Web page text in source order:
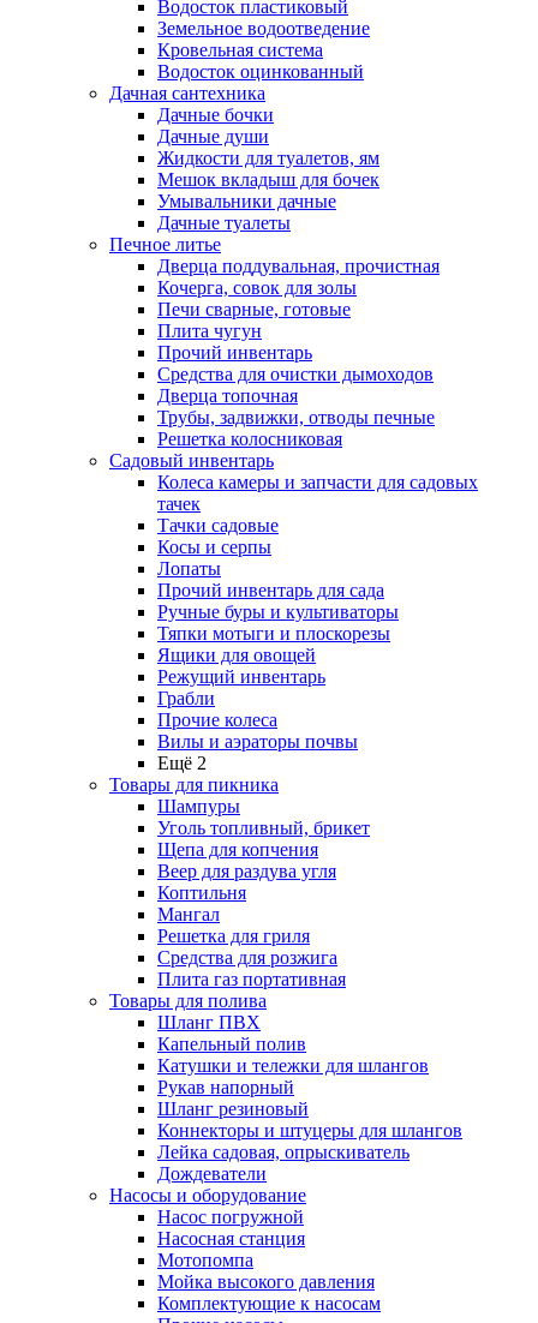
Водосток пластиковый
Земельное водоотведение
Кровельная система
Водосток оцинкованный
Дачная сантехника
Дачные бочки
Дачные души
Жидкости для туалетов, ям
Мешок вкладыш для бочек
Умывальники дачные
Дачные туалеты
Печное литье
Дверца поддувальная, прочистная
Кочерга, совок для золы
Печи сварные, готовые
Плита чугун
Прочий инвентарь
Средства для очистки дымоходов
Дверца топочная
Трубы, задвижки, отводы печные
Решетка колосниковая
Садовый инвентарь
Колеса камеры и запчасти для садовых
тачек
Тачки садовые
Косы и серпы
Лопаты
Прочий инвентарь для сада
Ручные буры и культиваторы
Тяпки мотыги и плоскорезы
Ящики для овощей
Режущий инвентарь
Грабли
Прочие колеса
Вилы и аэраторы почвы
Ещё 2
Товары для пикника
Шампуры
Уголь топливный, брикет
Щепа для копчения
Веер для раздува угля
Коптильня
Мангал
Решетка для гриля
Средства для розжига
Плита газ портативная
Товары для полива
Шланг ПВХ
Капельный полив
Катушки и тележки для шлангов
Рукав напорный
Шланг резиновый
Коннекторы и штуцеры для шлангов
Лейка садовая, опрыскиватель
Дождеватели
Насосы и оборудование
Насос погружной
Насосная станция
Мотопомпа
Мойка высокого давления
Комплектующие к насосам